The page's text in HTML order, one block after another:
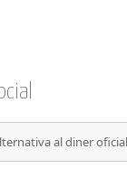
al diner oficial